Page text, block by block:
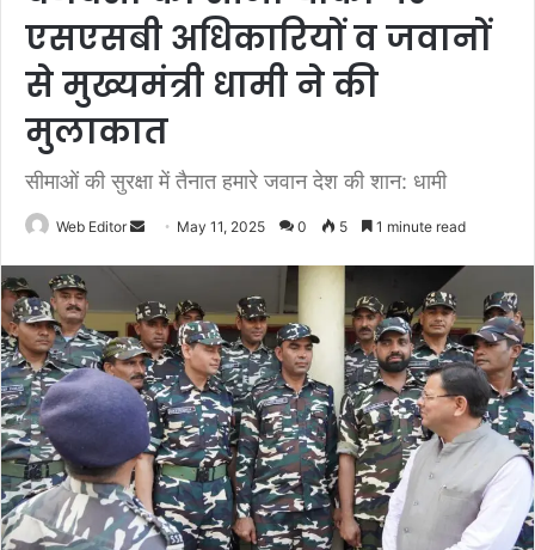
एसएसबी अधिकारियों व जवानों
से मुख्यमंत्री धामी ने की
मुलाकात
सीमाओं की सुरक्षा में तैनात हमारे जवान देश की शान: धामी
Web Editor
d
a
n
e
m
a
l
May 11, 2025 0 5 1 minute read